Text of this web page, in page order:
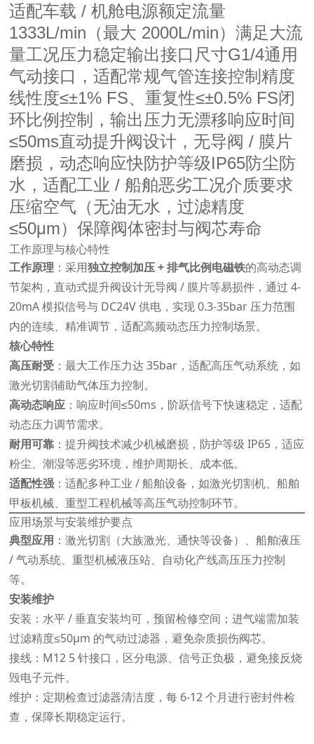
适配车载 / 机舱电源额定流量
1333L/min（最大 2000L/min）满足大流
量工况压力稳定输出接口尺寸G1/4通用
气动接口，适配常规气管连接控制精度
线性度≤±1% FS、重复性≤±0.5% FS闭
环比例控制，输出压力无漂移响应时间
≤50ms直动提升阀设计，无导阀 / 膜片
磨损，动态响应快防护等级IP65防尘防
水，适配工业 / 船舶恶劣工况介质要求
压缩空气（无油无水，过滤精度
≤50μm）保障阀体密封与阀芯寿命
工作原理与核心特性
工作原理 ：采用独立控制加压 + 排气比例电磁铁的高动态调
节架构，直动式提升阀设计无导阀 / 膜片等易损件，通过 4-
20mA 模拟信号与 DC24V 供电，实现 0.3-35bar 压力范围
内的连续、精准调节，适配高频动态压力控制场景。
核心特性
高压耐受 ：最大工作压力达 35bar，适配高压气动系统，如
激光切割辅助气体压力控制。
高动态响应 ：响应时间≤50ms，阶跃信号下快速稳定，适配
动态压力调节需求。
耐用可靠 ：提升阀技术减少机械磨损，防护等级 IP65，适应
粉尘、潮湿等恶劣环境，维护周期长、成本低。
适配性强：适配多种工业 / 船舶设备，如激光切割机、船舶
甲板机械、重型工程机械等高压气动控制环节。
应用场景与安装维护要点
典型应用 ：激光切割（大族激光、通快等设备）、船舶液压
/ 气动系统、重型机械液压站、自动化产线高压压力控制
等。
安装维护
安装：水平 / 垂直安装均可，预留检修空间；进气端需加装
过滤精度≤50μm 的气动过滤器，避免杂质损伤阀芯。
接线：M12 5 针接口，区分电源、信号正负极，避免接反烧
毁电子元件。
维护：定期检查过滤器清洁度，每 6-12 个月进行密封件检
查，保障长期稳定运行。